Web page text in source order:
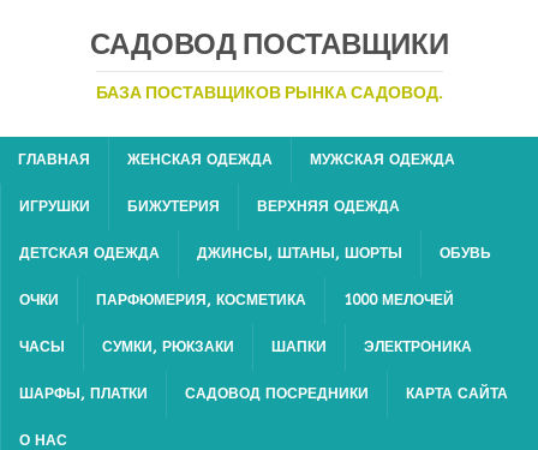
САДОВОД ПОСТАВЩИКИ
БАЗА ПОСТАВЩИКОВ РЫНКА САДОВОД.
ГЛАВНАЯ ЖЕНСКАЯ ОДЕЖДА МУЖСКАЯ ОДЕЖДА
ИГРУШКИ БИЖУТЕРИЯ ВЕРХНЯЯ ОДЕЖДА
ДЕТСКАЯ ОДЕЖДА ДЖИНСЫ, ШТАНЫ, ШОРТЫ ОБУВЬ
ОЧКИ ПАРФЮМЕРИЯ, КОСМЕТИКА 1000 МЕЛОЧЕЙ
ЧАСЫ СУМКИ, РЮКЗАКИ ШАПКИ ЭЛЕКТРОНИКА
ШАРФЫ, ПЛАТКИ САДОВОД ПОСРЕДНИКИ КАРТА САЙТА
О НАС